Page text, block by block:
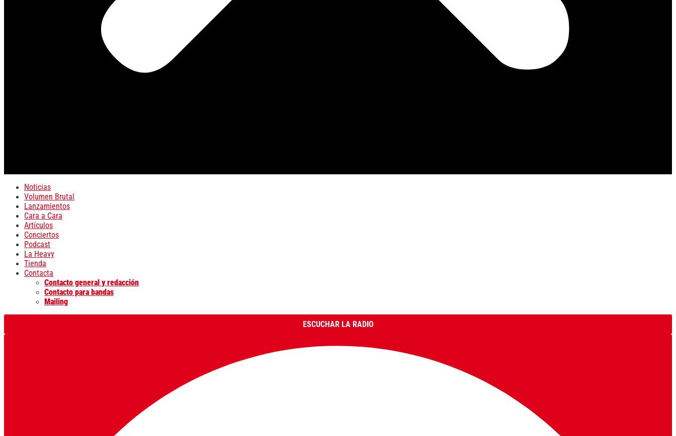
Noticias
Volumen Brutal
Lanzamientos
Cara a Cara
Artículos
Conciertos
Podcast
La Heavy
Tienda
Contacta
Contacto general y redacción
Contacto para bandas
Mailing
ESCUCHAR LA RADIO